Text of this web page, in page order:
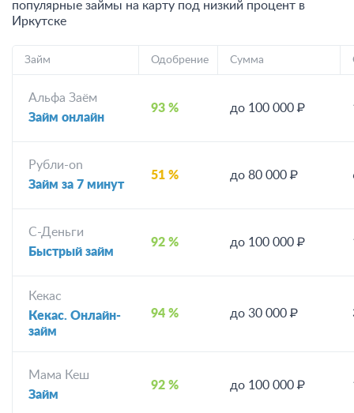
популярные займы на карту под низкий процент в
Иркутске
Займ Одобрение Сумма
Альфа Заём
Займ онлайн
93 % до 100 000 ₽
Рубли-on
Займ за 7 минут
51 % до 80 000 ₽
С-Деньги
Быстрый займ
92 % до 100 000 ₽
Кекас
Кекас. Онлайн-
займ
94 % до 30 000 ₽
Мама Кеш
Займ
92 % до 100 000 ₽